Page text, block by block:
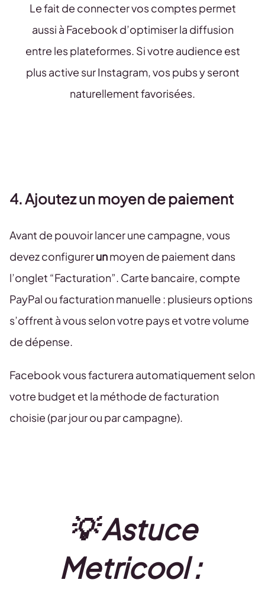
Le fait de connecter vos comptes permet
aussi à Facebook d’optimiser la diffusion
entre les plateformes. Si votre audience est
plus active sur Instagram, vos pubs y seront
naturellement favorisées.
4. Ajoutez un moyen de paiement
Avant de pouvoir lancer une campagne, vous
devez configurerunmoyen de paiement dans
l’onglet “Facturation”. Carte bancaire, compte
PayPal ou facturation manuelle : plusieurs options
s’offrent à vous selon votre pays et votre volume
de dépense.
Facebook vous facturera automatiquement selon
votre budget et la méthode de facturation
choisie (par jour ou par campagne).
💡 Astuce
Metricool :